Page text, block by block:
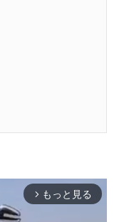
arrow_forward_ios もっと見る